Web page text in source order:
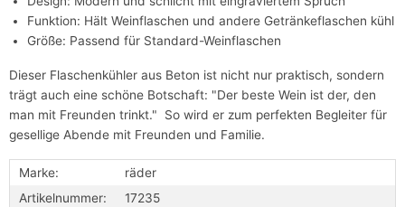
Funktion: Hält Weinflaschen und andere Getränkeflaschen kühl
Größe: Passend für Standard-Weinflaschen
Dieser Flaschenkühler aus Beton ist nicht nur praktisch, sondern
trägt auch eine schöne Botschaft: "Der beste Wein ist der, den
man mit Freunden trinkt." So wird er zum perfekten Begleiter für
gesellige Abende mit Freunden und Familie.
Marke:
räder
Artikelnummer:
17235